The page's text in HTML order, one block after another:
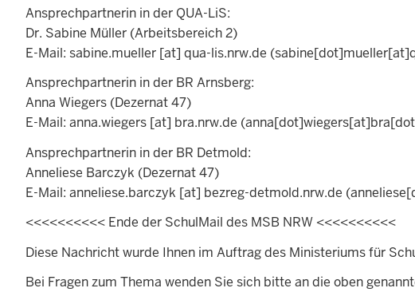
Ansprechpartnerin in der QUA-LiS:
Dr. Sabine Müller (Arbeitsbereich 2)
E-Mail: sabine.mueller [at] qua-lis.nrw.de
Ansprechpartnerin in der BR Arnsberg:
Anna Wiegers (Dezernat 47)
E-Mail: anna.wiegers [at] bra.nrw.de
Ansprechpartnerin in der BR Detmold:
Anneliese Barczyk (Dezernat 47)
E-Mail: anneliese.barczyk [at] bezreg-detmold.nrw.de
<<<<<<<<<< Ende der SchulMail des MSB NRW <<<<<<<<<<
Diese Nachricht wurde Ihnen im Auftrag des Ministeriums für
Bei Fragen zum Thema wenden Sie sich bitte an die oben